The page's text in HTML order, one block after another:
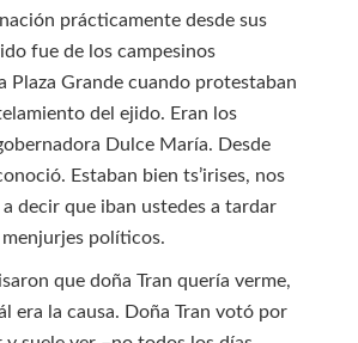
prácticamente desde sus
fue de los campesinos
Plaza Grande cuando protestaban
del ejido. Eran los
Dulce María. Desde
Estaban bien ts’irises, nos
decir que iban ustedes a tardar
políticos.
que doña Tran quería verme,
era la causa. Doña Tran votó por